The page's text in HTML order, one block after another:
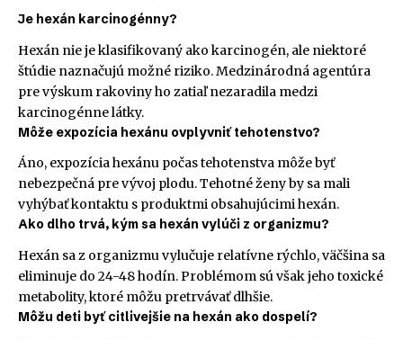
Je hexán karcinogénny?
Hexán nie je klasifikovaný ako karcinogén, ale niektoré
štúdie naznačujú možné riziko. Medzinárodná agentúra
pre výskum rakoviny ho zatiaľ nezaradila medzi
karcinogénne látky.
Môže expozícia hexánu ovplyvniť tehotenstvo?
Áno, expozícia hexánu počas tehotenstva môže byť
nebezpečná pre vývoj plodu. Tehotné ženy by sa mali
vyhýbať kontaktu s produktmi obsahujúcimi hexán.
Ako dlho trvá, kým sa hexán vylúči z organizmu?
Hexán sa z organizmu vylučuje relatívne rýchlo, väčšina sa
eliminuje do 24-48 hodín. Problémom sú však jeho toxické
metabolity, ktoré môžu pretrvávať dlhšie.
Môžu deti byť citlivejšie na hexán ako dospelí?